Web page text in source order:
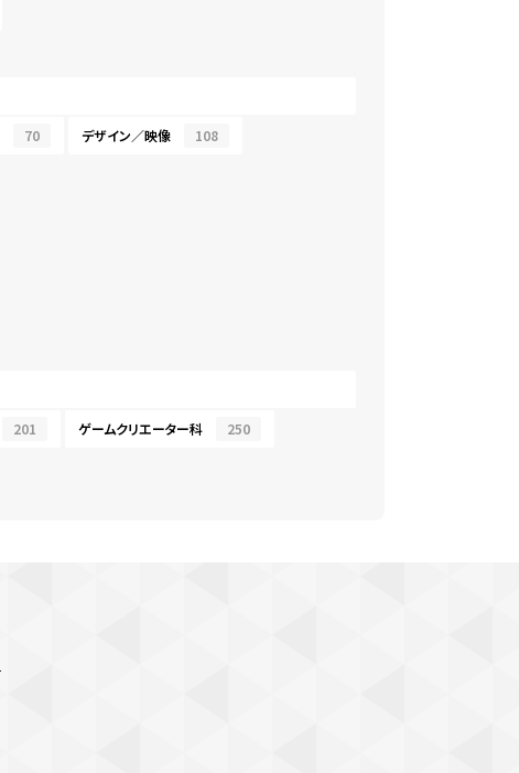
70 デザイン／映像 108
201 ゲームクリエーター科 250